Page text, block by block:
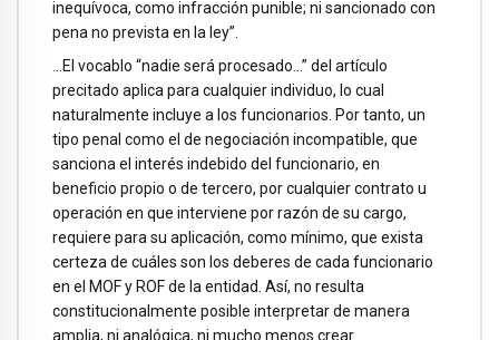
inequívoca, como infracción punible; ni sancionado con
pena no prevista en la ley”.
…El vocablo “nadie será procesado…” del artículo
precitado aplica para cualquier individuo, lo cual
naturalmente incluye a los funcionarios. Por tanto, un
tipo penal como el de negociación incompatible, que
sanciona el interés indebido del funcionario, en
beneficio propio o de tercero, por cualquier contrato u
operación en que interviene por razón de su cargo,
requiere para su aplicación, como mínimo, que exista
certeza de cuáles son los deberes de cada funcionario
en el MOF y ROF de la entidad. Así, no resulta
constitucionalmente posible interpretar de manera
amplia, ni analógica, ni mucho menos crear